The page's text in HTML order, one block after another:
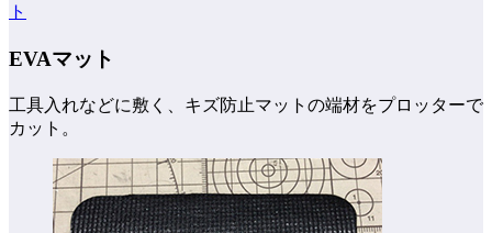
ト
EVAマット
工具入れなどに敷く、キズ防止マットの端材をプロッターで
カット。